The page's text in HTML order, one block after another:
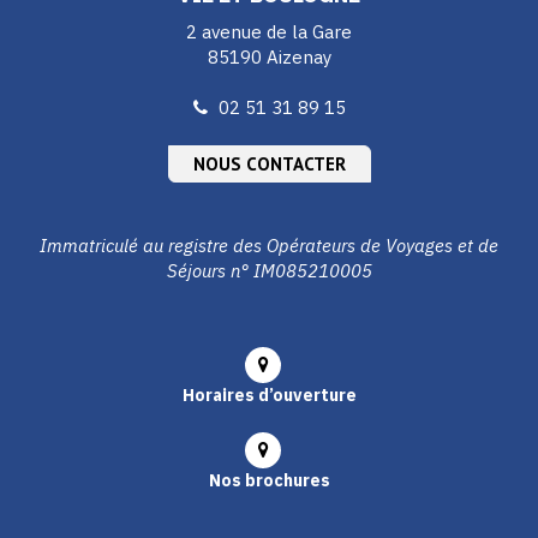
2 avenue de la Gare
85190 Aizenay
02 51 31 89 15
NOUS CONTACTER
Immatriculé au registre des Opérateurs de Voyages et de
Séjours n° IM085210005
Horaires d’ouverture
Nos brochures